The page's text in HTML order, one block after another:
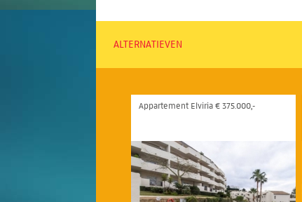
ALTERNATIEVEN
Appartement Elviria € 375.000,-